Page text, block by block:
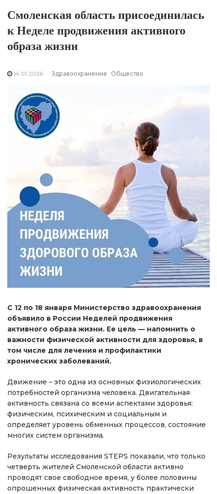
Смоленская область присоединилась
к Неделе продвижения активного
образа жизни
14.01.2026 Здравоохранение Общество
С 12 по 18 января Министерство здравоохранения
объявило в России Неделей продвижения
активного образа жизни. Ее цель — напомнить о
важности физической активности для здоровья, в
том числе для лечения и профилактики
хронических заболеваний.
Движение – это одна из основных физиологических
потребностей организма человека. Двигательная
активность связана со всеми аспектами здоровья:
физическим, психическим и социальным и
определяет уровень обменных процессов, состояние
многих систем организма.
Результаты исследования STEPS показали, что только
четверть жителей Смоленской области активно
проводят свое свободное время, у более половины
опрошенных физическая активность практически